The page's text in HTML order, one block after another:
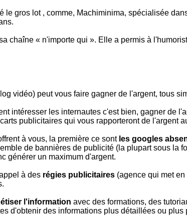
le gros lot , comme, Machiminima, spécialisée
chaîne « n'importe qui ». Elle a permis à
vidéo) peut vous faire gagner de l'argent, tous
intéresser les internautes c'est bien, gagner de
publicitaires qui vous rapporteront de l'argent
à vous, la première ce sont les googles
de bannières de publicité (la plupart sous la
générer un maximum d'argent.
à des régies publicitaires (agence qui met
l'information avec des formations, des
d'obtenir des informations plus détaillées ou plus